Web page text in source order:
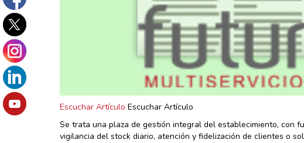
Escuchar Artículo Escuchar Artículo
Se trata una plaza de gestión integral del establecimiento, con
vigilancia del stock diario, atención y fidelización de clientes o